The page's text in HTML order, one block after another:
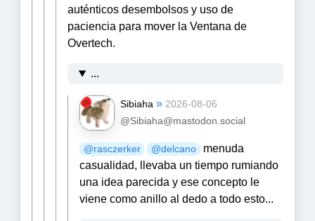
auténticos desembolsos y uso de
paciencia para mover la Ventana de
Overtech.
...
Sibiaha » 2026-08-06
@Sibiaha@mastodon.social
@rasczerker @delcano menuda
casualidad, llevaba un tiempo rumiando
una idea parecida y ese concepto le
viene como anillo al dedo a todo esto...